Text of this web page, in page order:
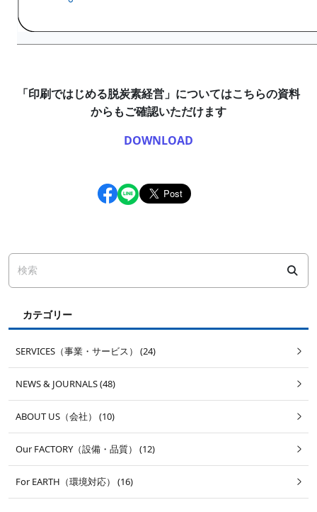
「印刷ではじめる脱炭素経営」についてはこちらの資料
からもご確認いただけます
DOWNLOAD
カテゴリー
SERVICES（事業・サービス） (24)
NEWS & JOURNALS (48)
ABOUT US（会社） (10)
Our FACTORY（設備・品質） (12)
For EARTH（環境対応） (16)